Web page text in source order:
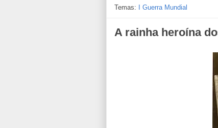
Temas:
I Guerra Mundial
A rainha heroína